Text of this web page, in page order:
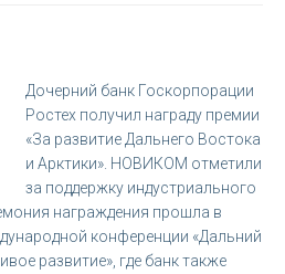
Дочерний банк Госкорпорации
Ростех получил награду премии
«За развитие Дальнего Востока
и Арктики». НОВИКОМ отметили
за поддержку индустриального
награждения прошла в
конференции «Дальний
развитие», где банк также